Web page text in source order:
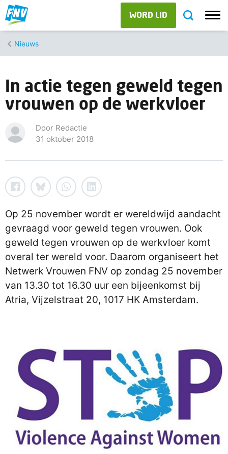
WORD LID
Nieuws
In actie tegen geweld tegen
vrouwen op de werkvloer
Door Redactie
31 oktober 2018
Op 25 november wordt er wereldwijd aandacht
gevraagd voor geweld tegen vrouwen. Ook
geweld tegen vrouwen op de werkvloer komt
overal ter wereld voor. Daarom organiseert het
Netwerk Vrouwen FNV op zondag 25 november
van 13.30 tot 16.30 uur een bijeenkomst bij
Atria, Vijzelstraat 20, 1017 HK Amsterdam.